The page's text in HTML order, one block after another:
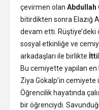
çevirmen olan Abdullah
bitirdikten sonra Elazığ
devam etti.
sosyal etkinliğe ve
arkadaşları ile birlikte
Bu cemiyette yapılan
Ziya Gökalp’in cemiyete
Öğrencilik hayatında
bir öğrenciydi.